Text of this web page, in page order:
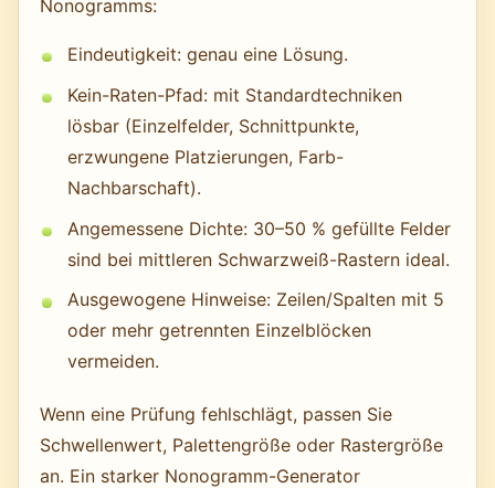
Nonogramms:
Eindeutigkeit: genau eine Lösung.
Kein-Raten-Pfad: mit Standardtechniken
lösbar (Einzelfelder, Schnittpunkte,
erzwungene Platzierungen, Farb-
Nachbarschaft).
Angemessene Dichte: 30–50 % gefüllte Felder
sind bei mittleren Schwarzweiß-Rastern ideal.
Ausgewogene Hinweise: Zeilen/Spalten mit 5
oder mehr getrennten Einzelblöcken
vermeiden.
Wenn eine Prüfung fehlschlägt, passen Sie
Schwellenwert, Palettengröße oder Rastergröße
an. Ein starker Nonogramm-Generator